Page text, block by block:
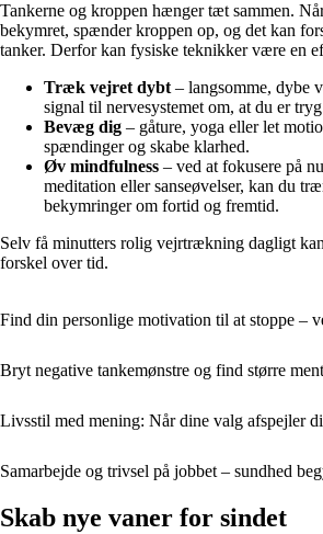
Tankerne og kroppen hænger tæt sammen.
bekymret, spænder kroppen op, og det kan
tanker. Derfor kan fysiske teknikker være en
Træk vejret dybt – langsomme, dybe
signal til nervesystemet om, at du er
Bevæg dig – gåture, yoga eller let
spændinger og skabe klarhed.
Øv mindfulness – ved at fokusere på
meditation eller sanseøvelser, kan du
bekymringer om fortid og fremtid.
Selv få minutters rolig vejrtrækning dagligt
forskel over tid.
Find din personlige motivation til at stoppe –
Bryt negative tankemønstre og find større
Livsstil med mening: Når dine valg afspejler
Samarbejde og trivsel på jobbet – sundhed
Skab nye vaner for sindet